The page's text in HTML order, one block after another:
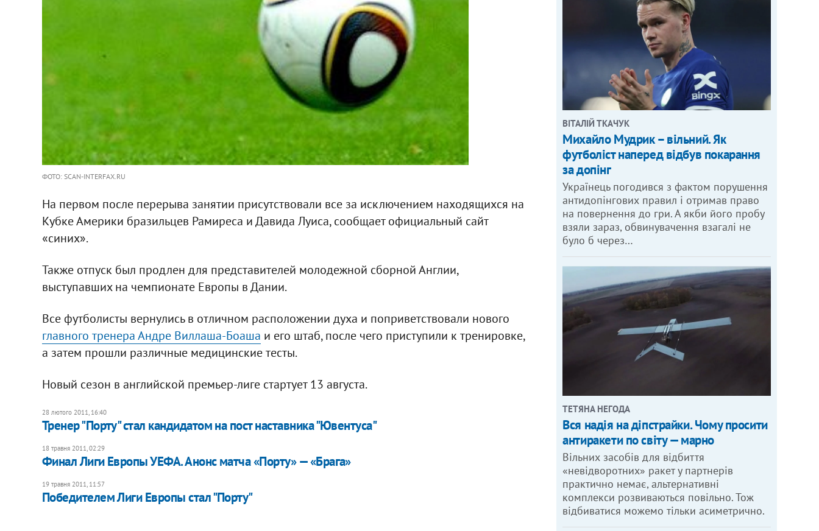
ФОТО: SCAN-INTERFAX.RU
На первом после перерыва занятии присутствовали все за исключением находящихся на
Кубке Америки бразильцев Рамиреса и Давида Луиса, сообщает официальный сайт
«синих».
Также отпуск был продлен для представителей молодежной сборной Англии,
выступавших на чемпионате Европы в Дании.
Все футболисты вернулись в отличном расположении духа и поприветствовали нового
главного тренера Андре Виллаша-Боаша и его штаб, после чего приступили к тренировке,
а затем прошли различные медицинские тесты.
Новый сезон в английской премьер-лиге стартует 13 августа.
28 лютого 2011, 16:40
Тренер "Порту" стал кандидатом на пост наставника "Ювентуса"
18 травня 2011, 02:29
Финал Лиги Европы УЕФА. Анонс матча «Порту» — «Брага»
19 травня 2011, 11:57
Победителем Лиги Европы стал "Порту"
ВІТАЛІЙ ТКАЧУК
Михайло Мудрик – вільний. Як
футболіст наперед відбув покарання
за допінг
Українець погодився з фактом порушення
антидопінгових правил і отримав право
на повернення до гри. А якби його пробу
взяли зараз, обвинувачення взагалі не
було б через…
ТЕТЯНА НЕГОДА
Вся надія на діпстрайки. Чому просити
антиракети по світу — марно
Вільних засобів для відбиття
«невідворотних» ракет у партнерів
практично немає, альтернативні
комплекси розвиваються повільно. Тож
відбиватися можемо тільки асиметрично.